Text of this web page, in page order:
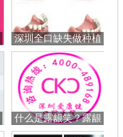
深圳全口缺失做种植
牙需要多少钱
什么是露龈笑？露龈
笑怎么办？